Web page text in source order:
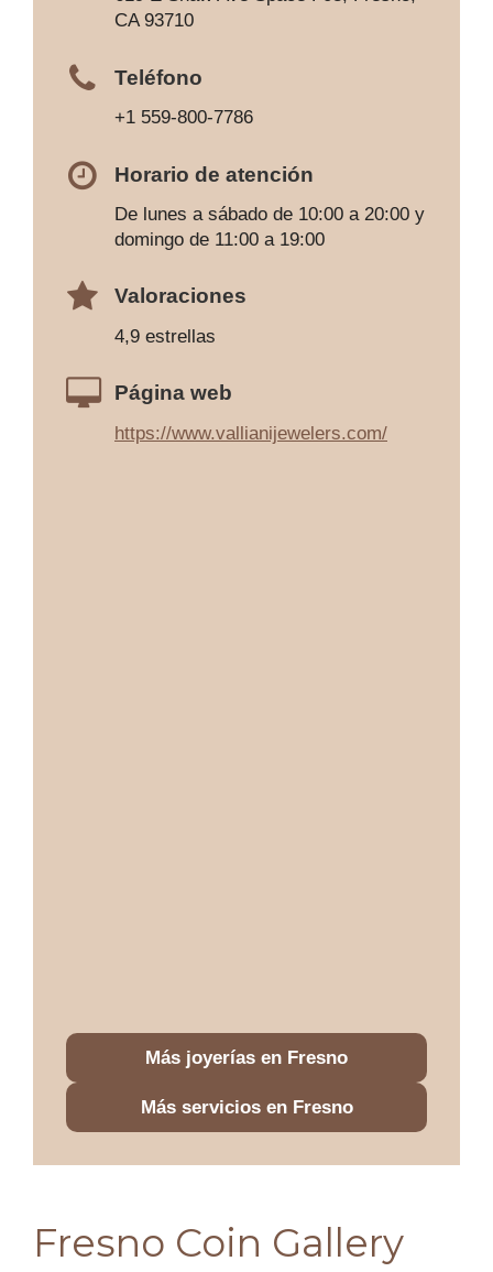
CA 93710
Teléfono
+1 559-800-7786
Horario de atención
De lunes a sábado de 10:00 a 20:00 y
domingo de 11:00 a 19:00
Valoraciones
4,9 estrellas
Página web
https://www.vallianijewelers.com/
Más joyerías en Fresno
Más servicios en Fresno
Fresno Coin Gallery